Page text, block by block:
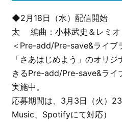
◆2月18日（水）配信開始
太 編曲：小林武史＆レミオ
＜Pre-add/Pre-save&ライブ
「さあはじめよう」のオリ
きるPre-add/Pre-save&ライ
実施中。
応募期間は、3月3日（火）
Music、Spotifyにて対応）